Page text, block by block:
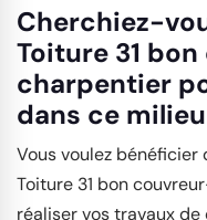
Cherchiez-
Toiture 31
charpentier
dans ce
Vous voulez bénéficier
Toiture 31 bon
réaliser vos travaux